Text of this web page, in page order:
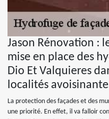
Jason Rénovation :
mise en place des
Dio Et Valquieres
localités
La protection des façades et des
une priorité. En effet, il va falloir